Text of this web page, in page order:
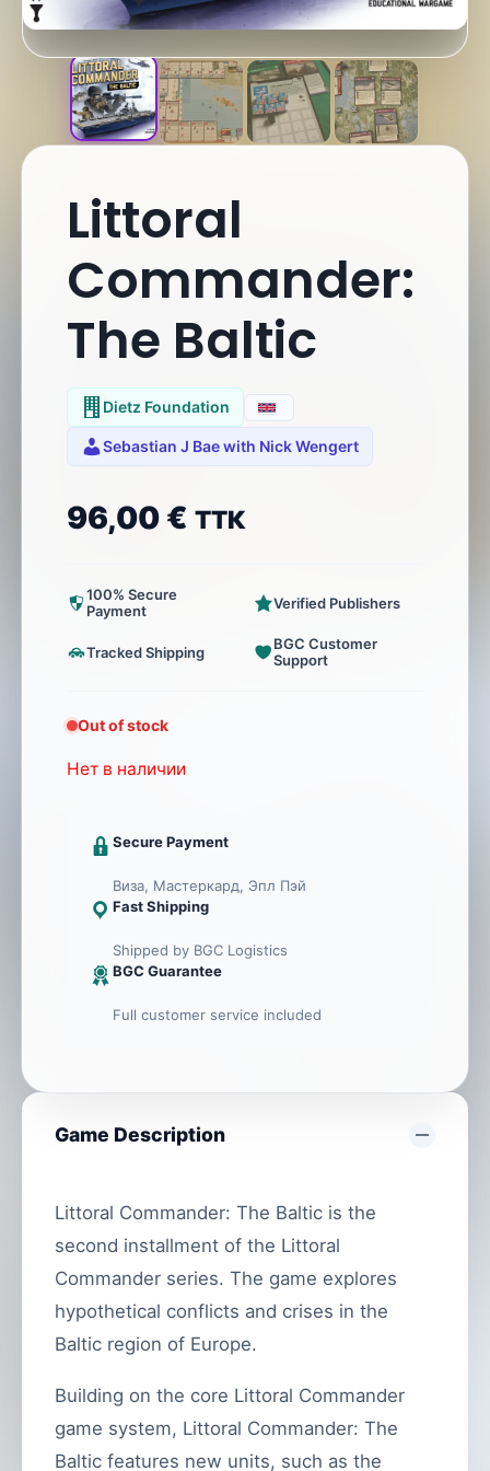
Littoral
Commander:
The Baltic
Dietz Foundation
Sebastian J Bae with Nick Wengert
96,00 € ТТК
100% Secure
Payment
Verified Publishers
Tracked Shipping
BGC Customer
Support
Out of stock
Нет в наличии
Secure Payment
Виза, Мастеркард, Эпл Пэй
Fast Shipping
Shipped by BGC Logistics
BGC Guarantee
Full customer service included
Game Description
Littoral Commander: The Baltic is the
second installment of the Littoral
Commander series. The game explores
hypothetical conflicts and crises in the
Baltic region of Europe.
Building on the core Littoral Commander
game system, Littoral Commander: The
Baltic features new units, such as the